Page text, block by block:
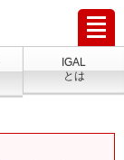
IGAL
とは